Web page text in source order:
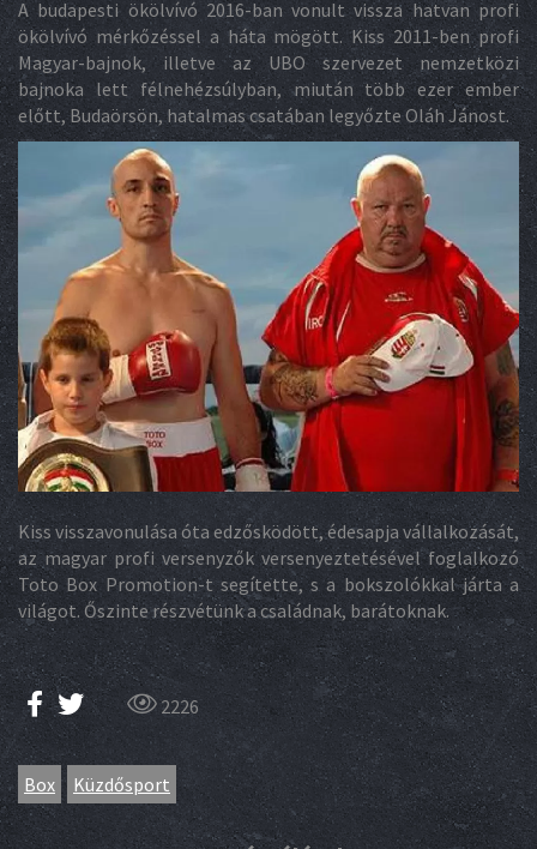
A budapesti ökölvívó 2016-ban vonult vissza hatvan profi
ökölvívó mérkőzéssel a háta mögött. Kiss 2011-ben profi
Magyar-bajnok, illetve az UBO szervezet nemzetközi
bajnoka lett félnehézsúlyban, miután több ezer ember
előtt, Budaörsön, hatalmas csatában legyőzte Oláh Jánost.
Kiss visszavonulása óta edzősködött, édesapja vállalkozását,
az magyar profi versenyzők versenyeztetésével foglalkozó
Toto Box Promotion-t segítette, s a bokszolókkal járta a
világot. Őszinte részvétünk a családnak, barátoknak.
2226
Box Küzdősport